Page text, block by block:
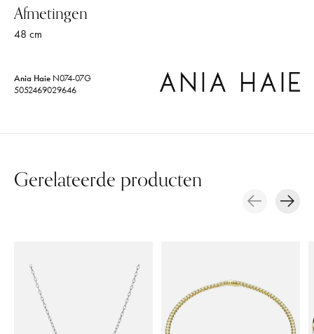
Afmetingen
48 cm
Ania Haie N074-07G
5052469029646
Gerelateerde producten